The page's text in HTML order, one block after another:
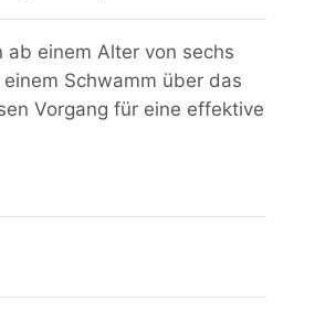
ab einem Alter von sechs
Schwamm über das
Vorgang für eine effektive